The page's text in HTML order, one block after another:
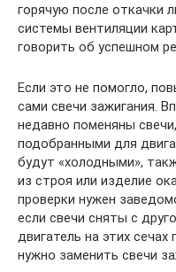
горячую после откачки
системы вентиляции
говорить об успешном
Если это не помогло,
сами свечи зажигания.
недавно поменяны
подобранными для
будут «холодными»,
из строя или изделие
проверки нужен
если свечи сняты с
двигатель на этих
нужно заменить свечи